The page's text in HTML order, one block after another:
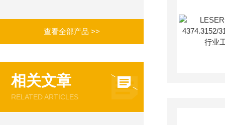
查看全部产品 >>
相关文章
RELATED ARTICLES